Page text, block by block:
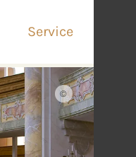
Service
©